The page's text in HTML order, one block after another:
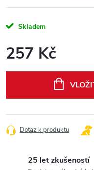
Skladem
257 Kč
Dotaz k produktu
25 let zkušeností